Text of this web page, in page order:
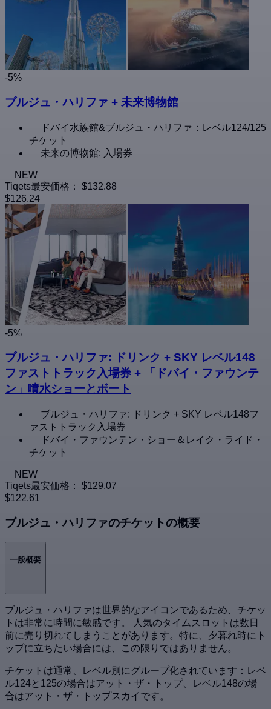
-5%
ブルジュ・ハリファ + 未来博物館
ドバイ水族館&ブルジュ・ハリファ：レベル124/125
チケット
未来の博物館: 入場券
NEW
Tiqets最安価格：
$132.88
$126.24
-5%
ブルジュ・ハリファ: ドリンク + SKY レベル148
ファストトラック入場券 + 「ドバイ・ファウンテ
ン」噴水ショーとボート
ブルジュ・ハリファ: ドリンク + SKY レベル148フ
ァストトラック入場券
ドバイ・ファウンテン・ショー＆レイク・ライド・
チケット
NEW
Tiqets最安価格：
$129.07
$122.61
ブルジュ・ハリファのチケットの概要
一般概要
ブルジュ・ハリファは世界的なアイコンであるため、チケッ
トは非常に時間に敏感です。 人気のタイムスロットは数日
前に売り切れてしまうことがあります。特に、夕暮れ時にト
ップに立ちたい場合には、この限りではありません。
チケットは通常、レベル別にグループ化されています：レベ
ル124と125の場合はアット・ザ・トップ、レベル148の場
合はアット・ザ・トップスカイです。